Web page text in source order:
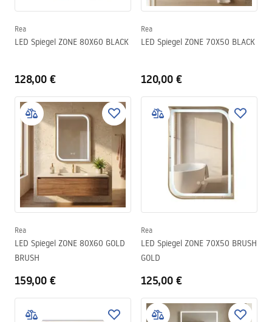
Rea
LED Spiegel ZONE 80X60 BLACK
128,00 €
Rea
LED Spiegel ZONE 70X50 BLACK
120,00 €
Rea
LED Spiegel ZONE 80X60 GOLD
BRUSH
159,00 €
Rea
LED Spiegel ZONE 70X50 BRUSH
GOLD
125,00 €